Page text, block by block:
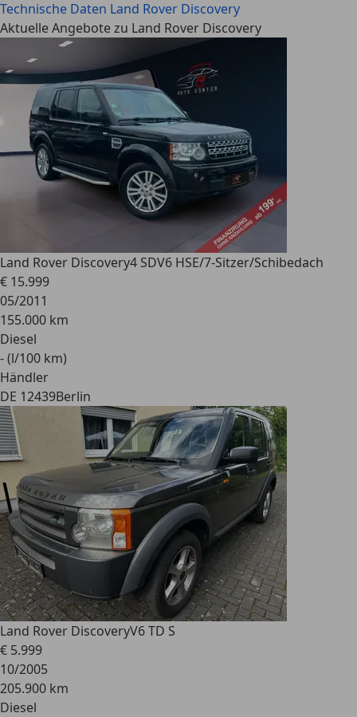
Technische Daten Land Rover Discovery
Aktuelle Angebote zu Land Rover Discovery
Land Rover Discovery4 SDV6 HSE/7-Sitzer/Schibedach
€ 15.999
05/2011
155.000 km
Diesel
- (l/100 km)
Händler
DE 12439Berlin
Land Rover DiscoveryV6 TD S
€ 5.999
10/2005
205.900 km
Diesel